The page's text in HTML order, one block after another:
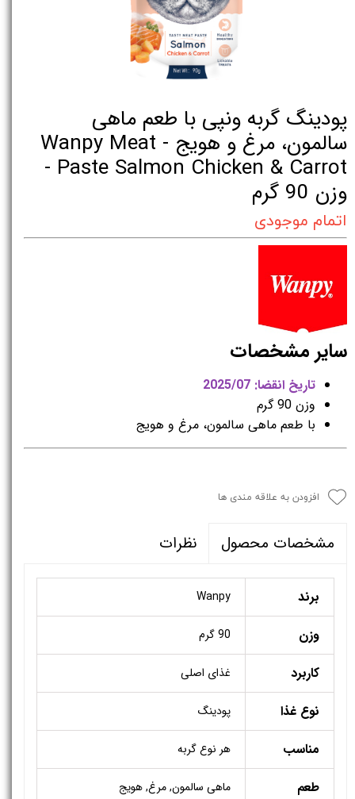
پودینگ گربه ونپی با طعم ماهی
سالمون، مرغ و هویج - Wanpy Meat
Paste Salmon Chicken & Carrot -
وزن 90 گرم
اتمام موجودی
سایر مشخصات
تاریخ انقضا: 2025/07
وزن 90 گرم
با طعم ماهی سالمون، مرغ و هویج
افزودن به علاقه مندی ها
مشخصات محصول نظرات
برند Wanpy
وزن 90 گرم
کاربرد غذای اصلی
نوع غذا پودینگ
مناسب هر نوع گربه
طعم ماهی سالمون, مرغ, هویج